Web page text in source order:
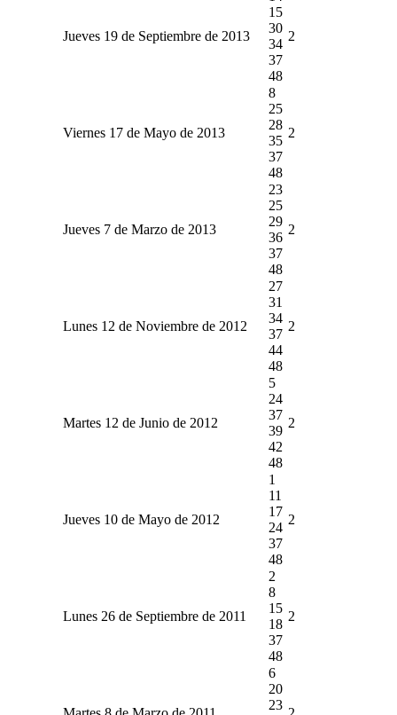
Jueves 19 de Septiembre de 2013
15
30
34
37
48
2
Viernes 17 de Mayo de 2013
8
25
28
35
37
48
2
Jueves 7 de Marzo de 2013
23
25
29
36
37
48
2
Lunes 12 de Noviembre de 2012
27
31
34
37
44
48
2
Martes 12 de Junio de 2012
5
24
37
39
42
48
2
Jueves 10 de Mayo de 2012
1
11
17
24
37
48
2
Lunes 26 de Septiembre de 2011
2
8
15
18
37
48
2
6
20
23